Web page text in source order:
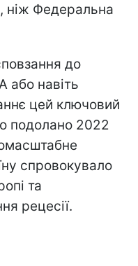
ніж Федеральна
до
або навіть
цей ключовий
подолано 2022
спровокувало
та
рецесії.